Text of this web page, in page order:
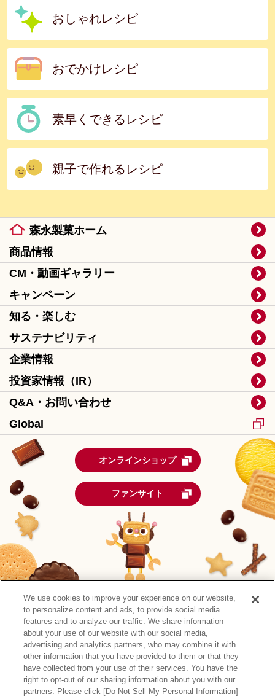
おしゃれレシピ
おでかけレシピ
素早くできるレシピ
親子で作れるレシピ
森永製菓ホーム
商品情報
CM・動画ギャラリー
キャンペーン
知る・楽しむ
サステナビリティ
企業情報
投資家情報（IR）
Q&A・お問い合わせ
Global
オンラインショップ
ファンサイト
森永製菓公式アカウント一覧
サイトマップ RSSの配信について
プライバシーポリシー
We use cookies to improve your experience on our website,
to personalize content and ads, to provide social media
features and to analyze our traffic. We share information
about your use of our website with our social media,
advertising and analytics partners, who may combine it with
other information that you have provided to them or that they
have collected from your use of their services. You have the
right to opt-out of our sharing information about you with our
partners. Please click [Do Not Sell My Personal Information]